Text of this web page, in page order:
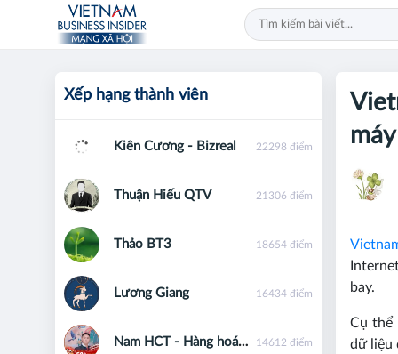
bay.
Cụ thể
dữ liệu
Xếp hạng thành viên
Kiên Cương - Bizreal 22298 điểm
Thuận Hiếu QTV 21306 điểm
Thảo BT3 18654 điểm
Lương Giang 16434 điểm
Nam HCT - Hàng hoá phái sinh - 0867091553 14612 điểm